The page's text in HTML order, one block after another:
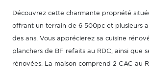
Découvrez cette charmante propriété
offrant un terrain de 6 500pc et plusieurs
des ans. Vous apprécierez sa cuisine
planchers de BF refaits au RDC, ainsi que
rénovées. La maison comprend 2 CAC au